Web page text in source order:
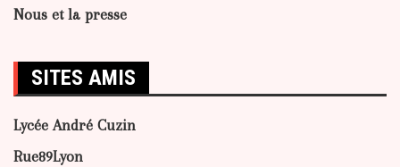
Nous et la presse
SITES AMIS
Lycée André Cuzin
Rue89Lyon